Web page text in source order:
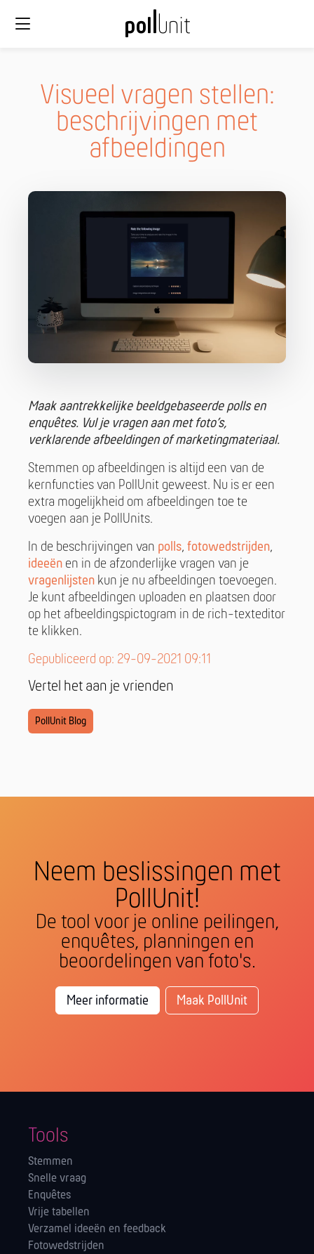
Visueel vragen stellen:
beschrijvingen met
afbeeldingen
Maak aantrekkelijke beeldgebaseerde polls en
enquêtes. Vul je vragen aan met foto’s,
verklarende afbeeldingen of marketingmateriaal.
Stemmen op afbeeldingen is altijd een van de
kernfuncties van PollUnit geweest. Nu is er een
extra mogelijkheid om afbeeldingen toe te
voegen aan je PollUnits.
In de beschrijvingen van polls, fotowedstrijden,
ideeën en in de afzonderlijke vragen van je
vragenlijsten kun je nu afbeeldingen toevoegen.
Je kunt afbeeldingen uploaden en plaatsen door
op het afbeeldingspictogram in de rich-texteditor
te klikken.
Gepubliceerd op: 29-09-2021 09:11
Vertel het aan je vrienden
PollUnit Blog
Neem beslissingen met
PollUnit!
De tool voor je online peilingen,
enquêtes, planningen en
beoordelingen van foto's.
Meer informatie Maak PollUnit
Tools
Stemmen
Snelle vraag
Enquêtes
Vrije tabellen
Verzamel ideeën en feedback
Fotowedstrijden